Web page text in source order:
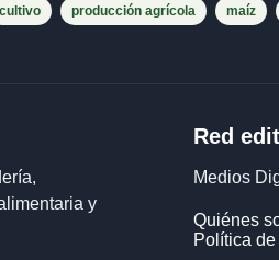
cultivo producción agrícola maíz
y
Red
Medios
Quiénes
Política